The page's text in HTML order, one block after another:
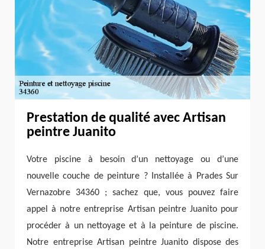
Prestation de qualité avec Artisan
peintre Juanito
Votre piscine à besoin d’un nettoyage ou d’une
nouvelle couche de peinture ? Installée à Prades Sur
Vernazobre 34360 ; sachez que, vous pouvez faire
appel à notre entreprise Artisan peintre Juanito pour
procéder à un nettoyage et à la peinture de piscine.
Notre entreprise Artisan peintre Juanito dispose des